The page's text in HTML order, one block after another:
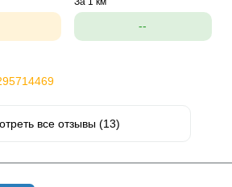
--
все отзывы (13)